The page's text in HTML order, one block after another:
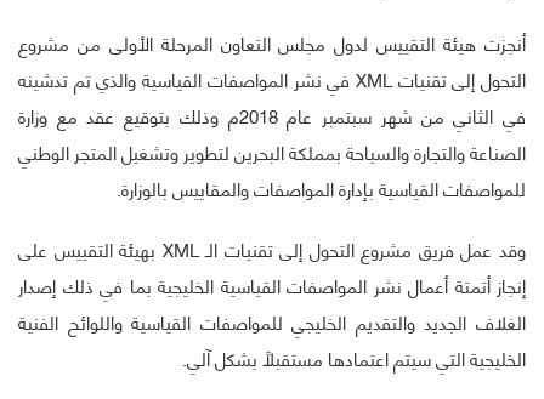
أنجزت هيئة التقييس لدول مجلس التعاون المرحلة الأولى من مشروع
التحول إلى تقنيات XML في نشر المواصفات القياسية والذي تم تدشينه
في الثاني من شهر سبتمبر عام 2018م وذلك بتوقيع عقد مع وزارة
الصناعة والتجارة والسياحة بمملكة البحرين لتطوير وتشغيل المتجر الوطني
للمواصفات القياسية بإدارة المواصفات والمقاييس بالوزارة.
وقد عمل فريق مشروع التحول إلى تقنيات الـ XML بهيئة التقييس على
إنجاز أتمتة أعمال نشر المواصفات القياسية الخليجية بما في ذلك إصدار
الغلاف الجديد والتقديم الخليجي للمواصفات القياسية واللوائح الفنية
الخليجية التي سيتم اعتمادها مستقبلاً بشكل آلي.